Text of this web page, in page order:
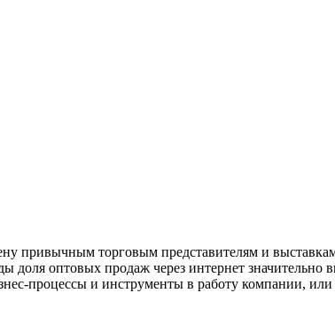
привычным торговым представителям и
оптовых продаж через интернет значительно
процессы и инструменты в работу компании,